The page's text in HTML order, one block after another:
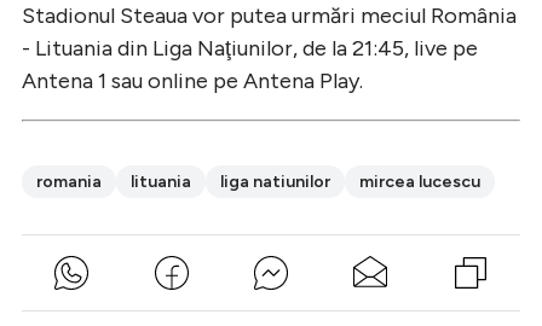
Stadionul Steaua vor putea urmări meciul România
- Lituania din Liga Naţiunilor, de la 21:45, live pe
Antena 1 sau online pe Antena Play.
romania lituania liga natiunilor mircea lucescu